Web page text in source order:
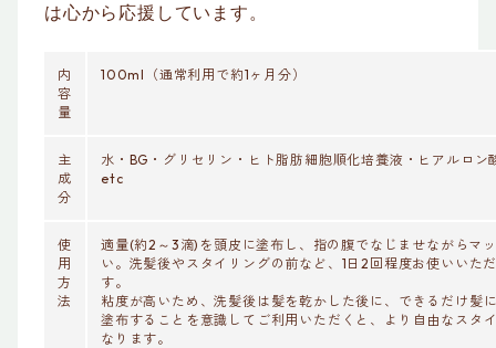
は心から応援しています。
内
容
量
100ml（通常利用で約1ヶ月分）
主
成
分
水・BG・グリセリン・ヒト脂肪細胞順化培養液・ヒアルロン
etc
使
用
方
法
適量(約2～3滴)を頭皮に塗布し、指の腹でなじませながらマ
い。洗髪後やスタイリングの前など、1日2回程度お使いいた
す。
粘度が高いため、洗髪後は髪を乾かした後に、できるだけ髪
塗布することを意識してご利用いただくと、より自由なスタ
なります。